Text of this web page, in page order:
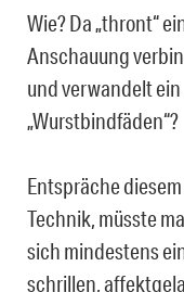
Wie? Da „thront“
Anschauung
und verwandelt ein
„Wurstbindfäden“?
Entspräche
Technik, müsste
sich mindestens
schrillen,